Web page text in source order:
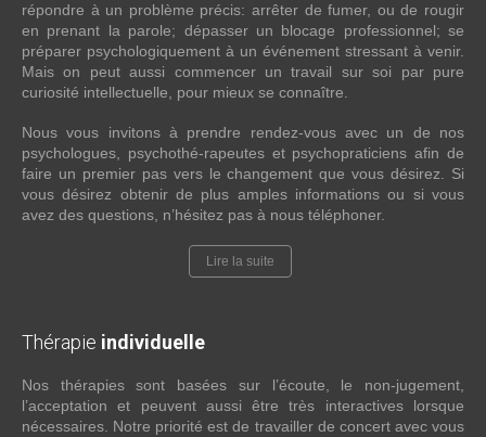
répondre à un problème précis: arrêter de fumer, ou de rougir
en prenant la parole; dépasser un blocage professionnel; se
préparer psychologiquement à un événement stressant à venir.
Mais on peut aussi commencer un travail sur soi par pure
curiosité intellectuelle, pour mieux se connaître.
Nous vous invitons à prendre rendez-vous avec un de nos
psychologues, psychothé-rapeutes et psychopraticiens afin de
faire un premier pas vers le changement que vous désirez. Si
vous désirez obtenir de plus amples informations ou si vous
avez des questions, n’hésitez pas à nous téléphoner.
Lire la suite
Thérapie individuelle
Nos thérapies sont basées sur l’écoute, le non-jugement,
l’acceptation et peuvent aussi être très interactives lorsque
nécessaires. Notre priorité est de travailler de concert avec vous